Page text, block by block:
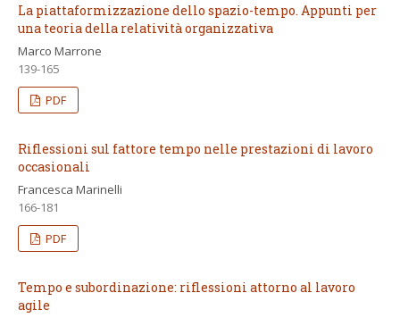
La piattaformizzazione dello spazio-tempo. Appunti per
una teoria della relatività organizzativa
Marco Marrone
139-165
PDF
Riflessioni sul fattore tempo nelle prestazioni di lavoro
occasionali
Francesca Marinelli
166-181
PDF
Tempo e subordinazione: riflessioni attorno al lavoro
agile